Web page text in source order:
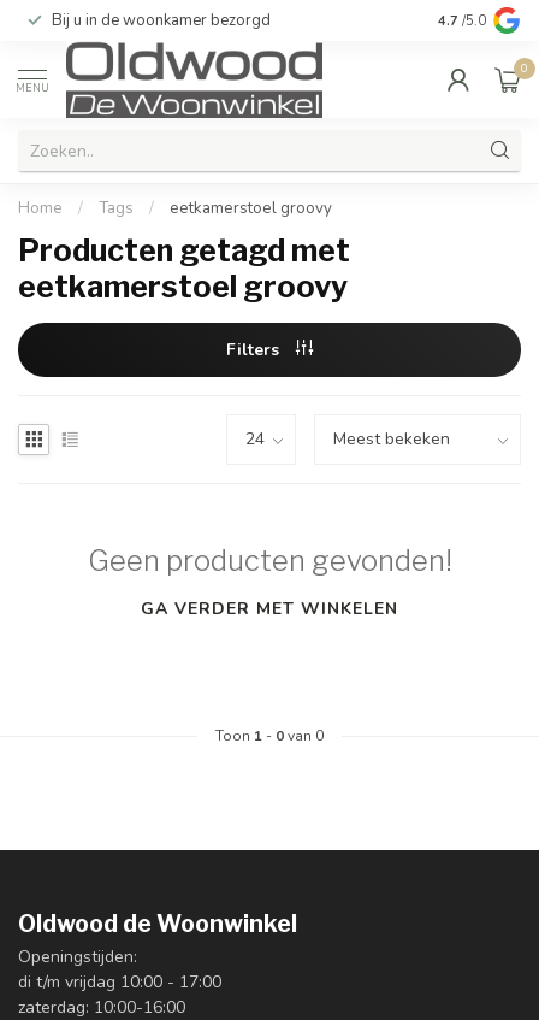
Bij u in de woonkamer bezorgd Kwaliteit &
4.7 /5.0
MENU
0
Home / Tags / eetkamerstoel groovy
Producten getagd met
eetkamerstoel groovy
Filters
Geen producten gevonden!
GA VERDER MET WINKELEN
Toon 1 - 0van 0
Oldwood de Woonwinkel
Openingstijden:
di t/m vrijdag 10:00 - 17:00
zaterdag: 10:00-16:00